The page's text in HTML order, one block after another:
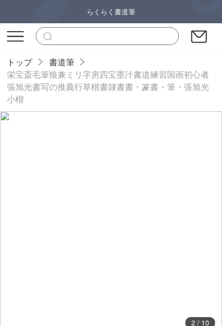
らくらく書道筆
トップ
書道筆
栄宝斎毛筆狼兼ミリ字房四宝墨汁書道練習国画初心者
張旭光書写の推薦行草楷書隷書書・篆書・筆・張旭光
小楷
3/ 10